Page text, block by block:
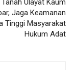
Ulayat Kaum
Jaga Keamanan
Tinggi Masyarakat
Hukum Adat